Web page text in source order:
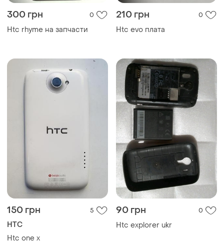
300 грн 0
Htc rhyme на запчасти
210 грн 0
Htc evo плата
150 грн 5
HTC
Htc one x
90 грн 0
Htc explorer ukr